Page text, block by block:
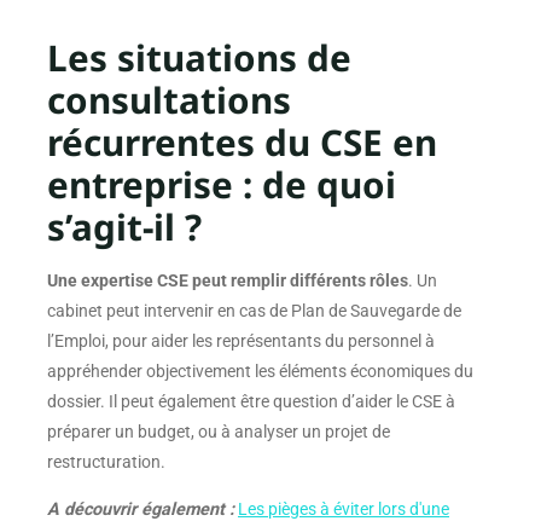
Les situations de
consultations
récurrentes du CSE en
entreprise : de quoi
s’agit-il ?
Une expertise CSE peut remplir différents rôles. Un
cabinet peut intervenir en cas de Plan de Sauvegarde de
l’Emploi, pour aider les représentants du personnel à
appréhender objectivement les éléments économiques du
dossier. Il peut également être question d’aider le CSE à
préparer un budget, ou à analyser un projet de
restructuration.
A découvrir également : Les pièges à éviter lors d'une